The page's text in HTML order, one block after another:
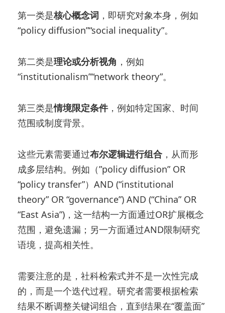
第一类是核心概念词 ，即研究对象本身，例如
“policy diffusion”“social inequality”。
第二类是理论或分析视角 ，例如
“institutionalism”“network theory”。
第三类是情境限定条件，例如特定国家、时间
范围或制度背景。
这些元素需要通过布尔逻辑进行组合 ，从而形
成多层结构。例如（”policy diffusion” OR
“policy transfer”）AND (“institutional
theory” OR “governance”) AND (“China” OR
“East Asia”)，这一结构一方面通过OR扩展概念
范围，避免遗漏；另一方面通过AND限制研究
语境，提高相关性。
需要注意的是，社科检索式并不是一次性完成
的，而是一个迭代过程。研究者需要根据检索
结果不断调整关键词组合，直到结果在“覆盖面”